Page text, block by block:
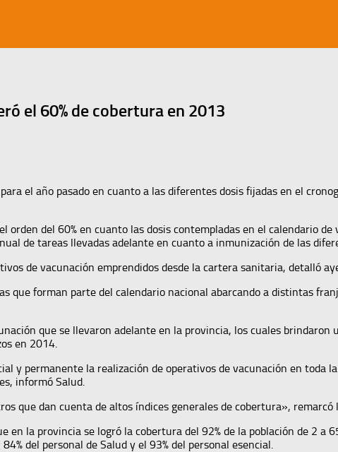
el 60% de cobertura en 2013
el año pasado en cuanto a las diferentes dosis fijadas en el
del 60% en cuanto las dosis contempladas en el calendario
de tareas llevadas adelante en cuanto a inmunización de las
de vacunación emprendidos desde la cartera sanitaria, detalló
que forman parte del calendario nacional abarcando a distintas
que se llevaron adelante en la provincia, los cuales
en 2014.
y permanente la realización de operativos de vacunación en toda
informó Salud.
que dan cuenta de altos índices generales de cobertura»,
la provincia se logró la cobertura del 92% de la población de 2 a
del personal de Salud y el 93% del personal esencial.